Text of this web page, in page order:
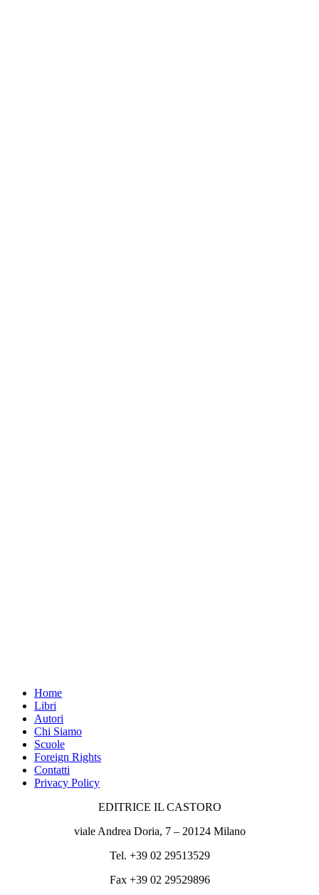
Home
Libri
Autori
Chi Siamo
Scuole
Foreign Rights
Contatti
Privacy Policy
EDITRICE IL CASTORO
viale Andrea Doria, 7 – 20124 Milano
Tel. +39 02 29513529
Fax +39 02 29529896